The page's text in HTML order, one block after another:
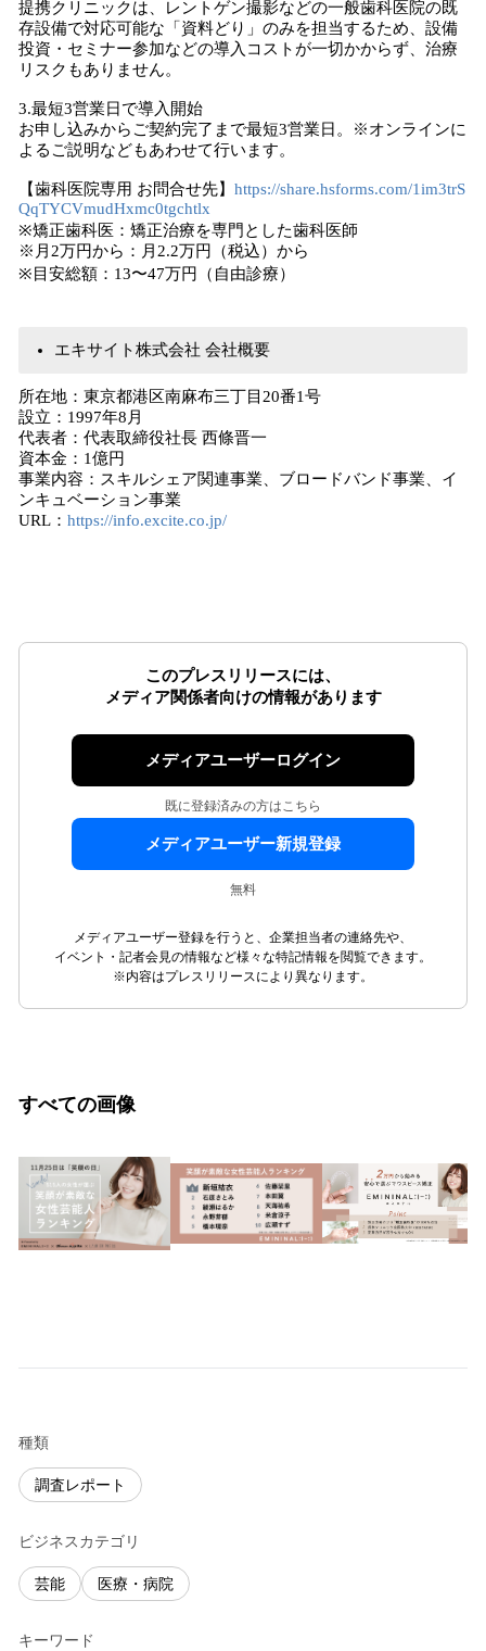
提携クリニックは、レントゲン撮影などの一般歯科医院の既
存設備で対応可能な「資料どり」のみを担当するため、設備
投資・セミナー参加などの導入コストが一切かからず、治療
リスクもありません。
3.最短3営業日で導入開始
お申し込みからご契約完了まで最短3営業日。※オンラインに
よるご説明などもあわせて行います。
【歯科医院専用 お問合せ先】 https://share.hsforms.com/1im3trS
QqTYCVmudHxmc0tgchtlx
※矯正歯科医：矯正治療を専門とした歯科医師
※月2万円から：月2.2万円（税込）から
※目安総額：13〜47万円（自由診療）
エキサイト株式会社 会社概要
所在地：東京都港区南麻布三丁目20番1号
設立：1997年8月
代表者：代表取締役社長 西條晋一
資本金：1億円
事業内容：スキルシェア関連事業、ブロードバンド事業、イ
ンキュベーション事業
URL： https://info.excite.co.jp/
このプレスリリースには、
メディア関係者向けの情報があります
メディアユーザーログイン
既に登録済みの方はこちら
メディアユーザー新規登録
無料
メディアユーザー登録を行うと、企業担当者の連絡先や、
イベント・記者会見の情報など様々な特記情報を閲覧できます。
※内容はプレスリリースにより異なります。
すべての画像
種類
調査レポート
ビジネスカテゴリ
芸能 医療・病院
キーワード